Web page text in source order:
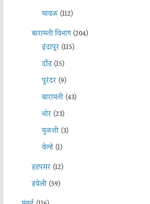
मावळ(112)
बारामती विभाग(204)
इंदापूर(115)
दौंड(15)
पुरंदर(9)
बारामती(43)
भोर(23)
मुळशी(3)
वेल्हे(1)
हडपसर(12)
हवेली(59)